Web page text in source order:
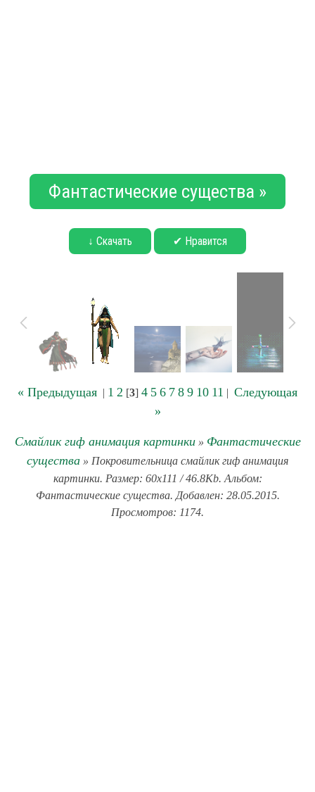
Фантастические существа »
↓ Скачать ✔ Нравится
« Предыдущая | 1 2 [3] 4 5 6 7 8 9 10 11 | Следующая
»
Смайлик гиф анимация картинки» Фантастические
существа » Покровительница смайлик гиф анимация
картинки. Размер: 60x111 / 46.8Kb. Альбом:
Фантастические существа. Добавлен: 28.05.2015.
Просмотров: 1174.